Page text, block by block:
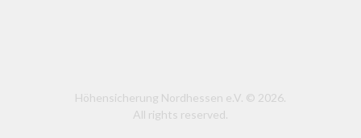
Höhensicherung Nordhessen e.V. © 2026.
All rights reserved.